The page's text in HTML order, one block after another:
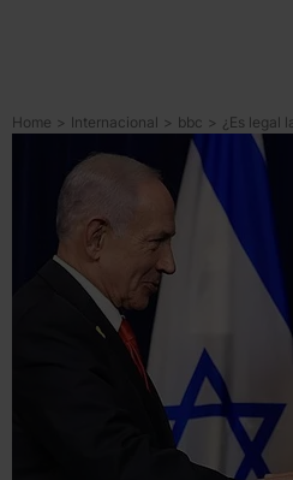
Home > Internacional > bbc >